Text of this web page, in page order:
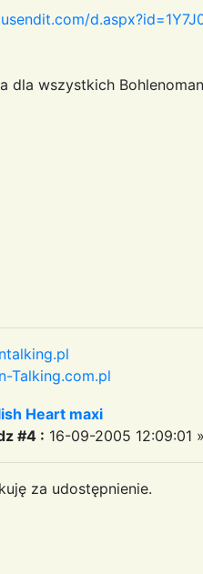
dla wszystkich
Talking.com.pl
Heart maxi
#4 : 16-09-2005 12:09:01
za udostępnienie.